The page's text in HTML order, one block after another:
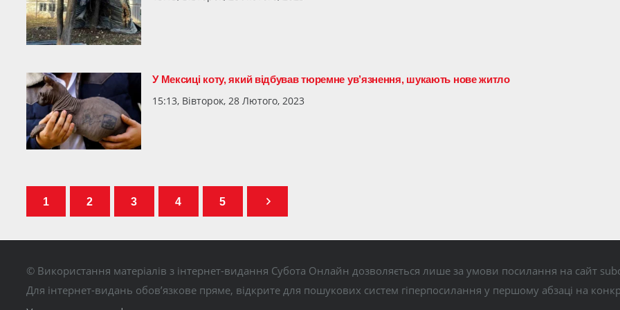
У Мексиці коту, який відбував тюремне ув’язнення, шукають нове житло
15:13, Вівторок, 28 Лютого, 2023
1 2 3 4 5
© Використання матеріалів з інтернет-видання Субота Онлайн дозволяється лише за умови посилання на сайт
Для інтернет-видань обов’язкове пряме, відкрите для пошукових систем гіперпосилання у першому абзаці на